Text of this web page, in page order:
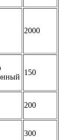
2000
150
200
300